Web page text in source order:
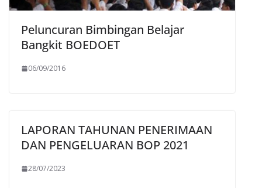
Peluncuran Bimbingan Belajar
Bangkit BOEDOET
06/09/2016
LAPORAN TAHUNAN PENERIMAAN
DAN PENGELUARAN BOP 2021
28/07/2023